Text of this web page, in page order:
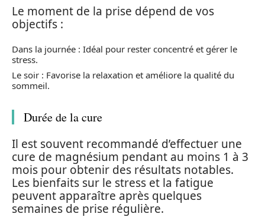
Le moment de la prise dépend de vos
objectifs :
Dans la journée : Idéal pour rester concentré et gérer le
stress.
Le soir : Favorise la relaxation et améliore la qualité du
sommeil.
Durée de la cure
Il est souvent recommandé d’effectuer une
cure de magnésium pendant au moins 1 à 3
mois pour obtenir des résultats notables.
Les bienfaits sur le stress et la fatigue
peuvent apparaître après quelques
semaines de prise régulière.